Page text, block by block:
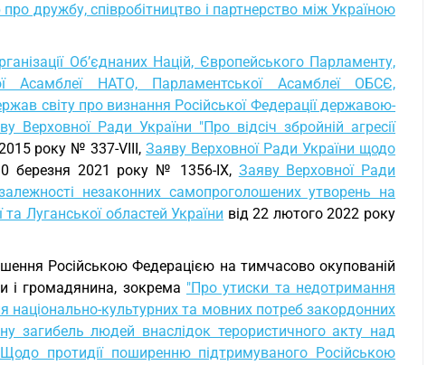
про дружбу, співробітництво і партнерство між Україною
Об’єднаних Націй, Європейського Парламенту,
Асамблеї НАТО, Парламентської Асамблеї ОБСЄ,
світу про визнання Російської Федерації державою-
Верховної Ради України "Про відсіч збройній агресії
року № 337-VIII,Заяву Верховної Ради України щодо
березня 2021 року № 1356-IX, Заяву Верховної Ради
незаконних самопроголошених утворень на
Луганської областей України від 22 лютого 2022 року
Російською Федерацією на тимчасово окупованій
і громадянина, зокрема "Про утиски та недотримання
національно-культурних та мовних потреб закордонних
загибель людей внаслідок терористичного акту над
протидії поширенню підтримуваного Російською